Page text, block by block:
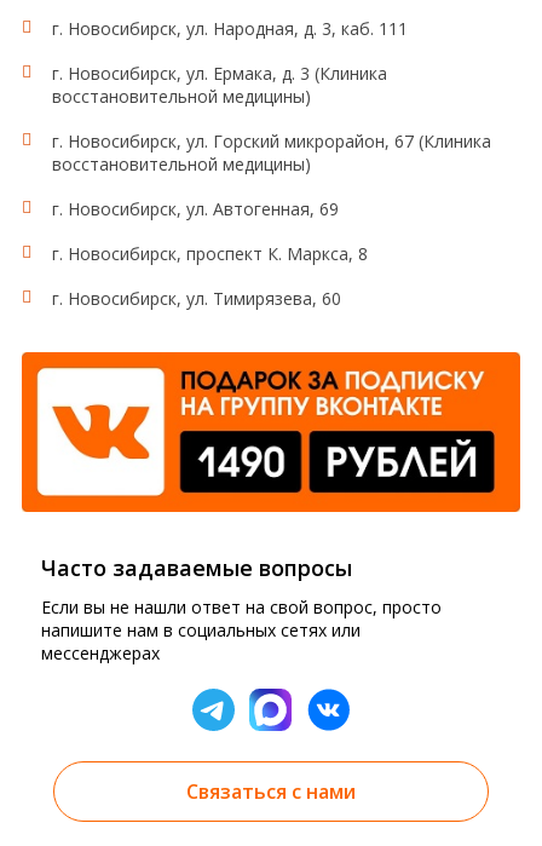
г. Новосибирск, ул. Народная, д. 3, каб. 111
г. Новосибирск, ул. Ермака, д. 3 (Клиника
восстановительной медицины)
г. Новосибирск, ул. Горский микрорайон, 67 (Клиника
восстановительной медицины)
г. Новосибирск, ул. Автогенная, 69
г. Новосибирск, проспект К. Маркса, 8
г. Новосибирск, ул. Тимирязева, 60
Часто задаваемые вопросы
Если вы не нашли ответ на свой вопрос, просто
напишите нам в социальных сетях или
мессенджерах
Связаться с нами